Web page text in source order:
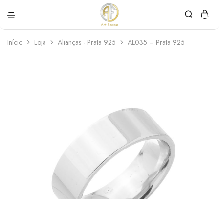
Force
personalizadas
Início Loja Alianças - Prata 925 AL035 – Prata 925